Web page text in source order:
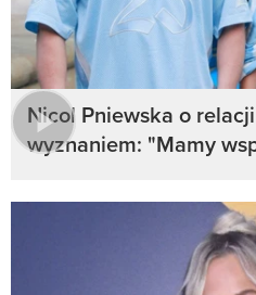
Nicol Pniewska o
wyznaniem: "Mamy